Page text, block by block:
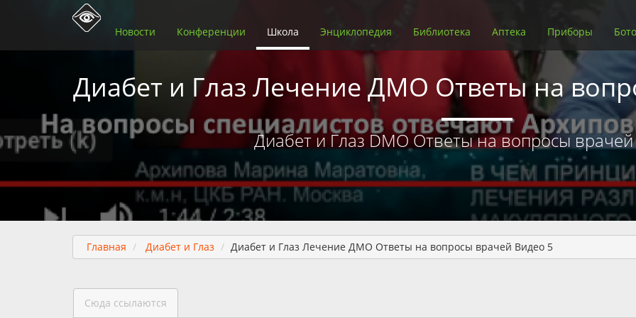
Диабет и Глаз Лечение ДМО Ответы на
Диабет и Глаз DMO Ответы на вопросы
Новости Конференции Школа Энциклопедия Библиотека Аптека Приборы
Главная Диабет и Глаз Диабет и Глаз Лечение ДМО Ответы на вопросы врачей Видео 5
Сюда ссылаются